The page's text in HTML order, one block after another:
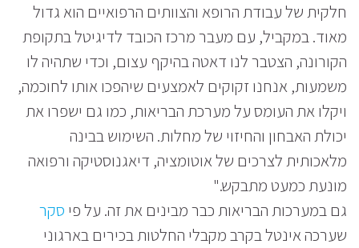
חלקית של עבודת הרופא והצוותים הרפואיים הוא גדול
מאוד. במקביל, עם מעבר מרכז הכובד לדיגיטל בתקופת
הקורונה, הצטבר לנו דאטה בהיקף עצום, וכדי שתהיה לו
משמעות, אנחנו זקוקים לאמצעים שיהפכו אותו לחוכמה,
ויקלו את העומס על מערכת הבריאות, כמו גם ישפרו את
יכולת האבחון והחיזוי של מחלות. השימוש בבינה
מלאכותית לצרכים של אוטומציה, דיאגנוסטיקה ורפואה
מונעת כמעט מתבקש."
גם במערכות הבריאות כבר מבינים את זה. על פי סקר
שערכה אינטל בקרב מקבלי החלטות בכירים בארגוני